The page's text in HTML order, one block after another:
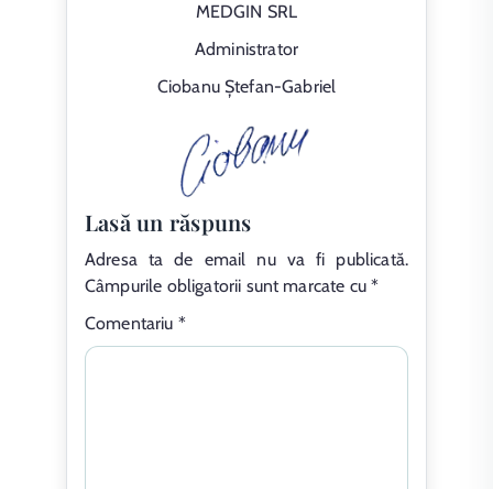
MEDGIN SRL
Administrator
Ciobanu Ștefan-Gabriel
Lasă un răspuns
Adresa ta de email nu va fi publicată.
Câmpurile obligatorii sunt marcate cu*
Comentariu *